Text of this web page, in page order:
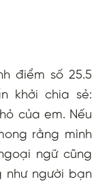
điểm số 25.5
khởi chia sẻ:
của em. Nếu
rằng mình
ngữ cũng
như người bạn